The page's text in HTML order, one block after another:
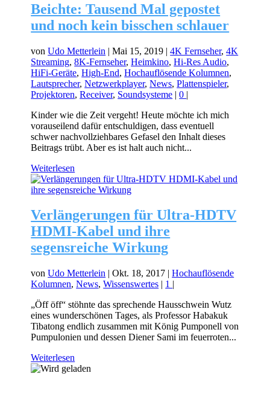
Beichte: Tausend Mal gepostet
und noch kein bisschen schlauer
vonUdo Metterlein |Mai 15, 2019 |4K Fernseher,4K
Streaming,8K-Fernseher,Heimkino,Hi-Res Audio,
HiFi-Geräte,High-End,Hochauflösende Kolumnen,
Lautsprecher,Netzwerkplayer,News,Plattenspieler,
Projektoren,Receiver, Soundsysteme |0 |
Kinder wie die Zeit vergeht! Heute möchte ich mich
vorauseilend dafür entschuldigen, dass eventuell
schwer nachvollziehbares Gefasel den Inhalt dieses
Beitrags trübt. Aber es ist halt auch nicht...
Weiterlesen
Verlängerungen für Ultra-HDTV
HDMI-Kabel und ihre
segensreiche Wirkung
vonUdo Metterlein |Okt. 18, 2017 |Hochauflösende
Kolumnen,News,Wissenswertes | 1 |
„Öff öff“ stöhnte das sprechende Hausschwein Wutz
eines wunderschönen Tages, als Professor Habakuk
Tibatong endlich zusammen mit König Pumponell von
Pumpulonien und dessen Diener Sami im feuerroten...
Weiterlesen